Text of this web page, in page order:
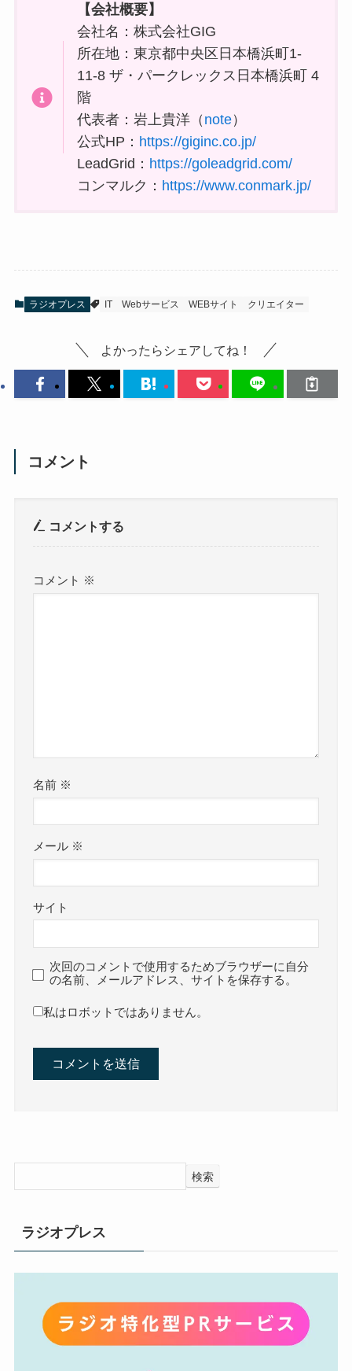
【会社概要】
会社名：株式会社GIG
所在地：東京都中央区日本橋浜町1-
11-8 ザ・パークレックス日本橋浜町 4
階
代表者：岩上貴洋（ note）
公式HP： https://giginc.co.jp/
LeadGrid： https://goleadgrid.com/
コンマルク： https://www.conmark.jp/
ラジオプレス IT Webサービス WEBサイト クリエイター
よかったらシェアしてね！
コメント
コメントする
コメント ※
名前 ※
メール ※
サイト
次回のコメントで使用するためブラウザーに自分
の名前、メールアドレス、サイトを保存する。
私はロボットではありません。
検索
ラジオプレス